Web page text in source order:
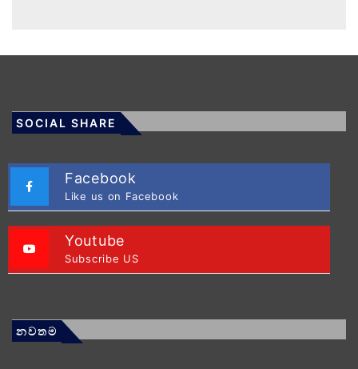
SOCIAL SHARE
Facebook
Like us on Facebook
Youtube
Subscribe US
නවතම